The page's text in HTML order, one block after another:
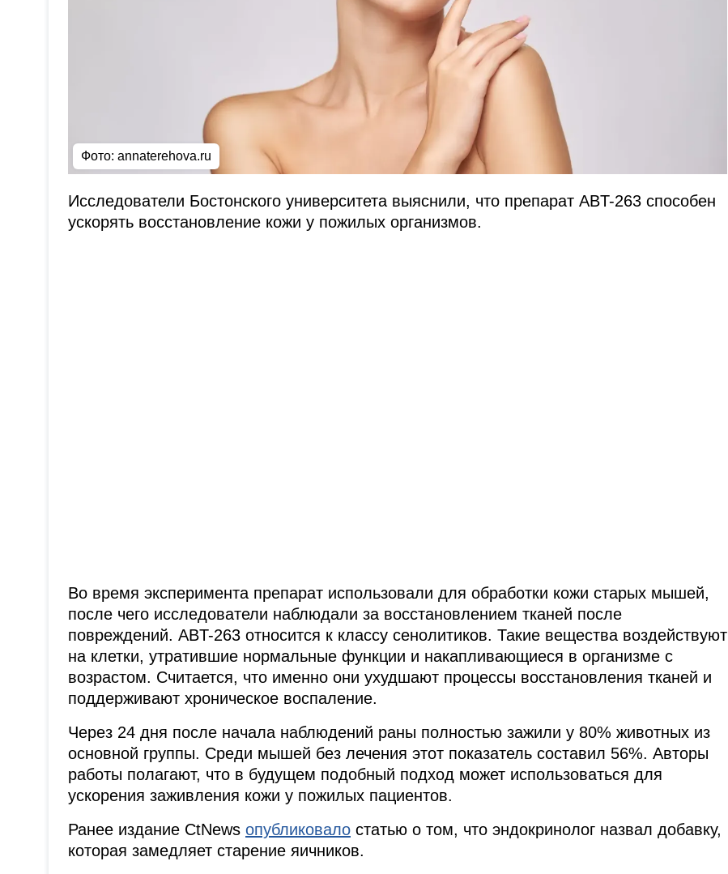
Фото: annaterehova.ru
Исследователи Бостонского университета выяснили, что препарат ABT-263 способен
ускорять восстановление кожи у пожилых организмов.
Во время эксперимента препарат использовали для обработки кожи старых мышей,
после чего исследователи наблюдали за восстановлением тканей после
повреждений. ABT-263 относится к классу сенолитиков. Такие вещества воздействуют
на клетки, утратившие нормальные функции и накапливающиеся в организме с
возрастом. Считается, что именно они ухудшают процессы восстановления тканей и
поддерживают хроническое воспаление.
Через 24 дня после начала наблюдений раны полностью зажили у 80% животных из
основной группы. Среди мышей без лечения этот показатель составил 56%. Авторы
работы полагают, что в будущем подобный подход может использоваться для
ускорения заживления кожи у пожилых пациентов.
Ранее издание CtNews опубликовало статью о том, что эндокринолог назвал добавку,
которая замедляет старение яичников.